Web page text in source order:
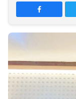
INDONESIA
Partner
Insight
NTB
Suara
Time
Lens
IDN
Daily
Jogja
Jalan
Rakyat
Idealita
News
Kita
Notice
Dinamikapost.com
Radar
Baru
Seedbacklink